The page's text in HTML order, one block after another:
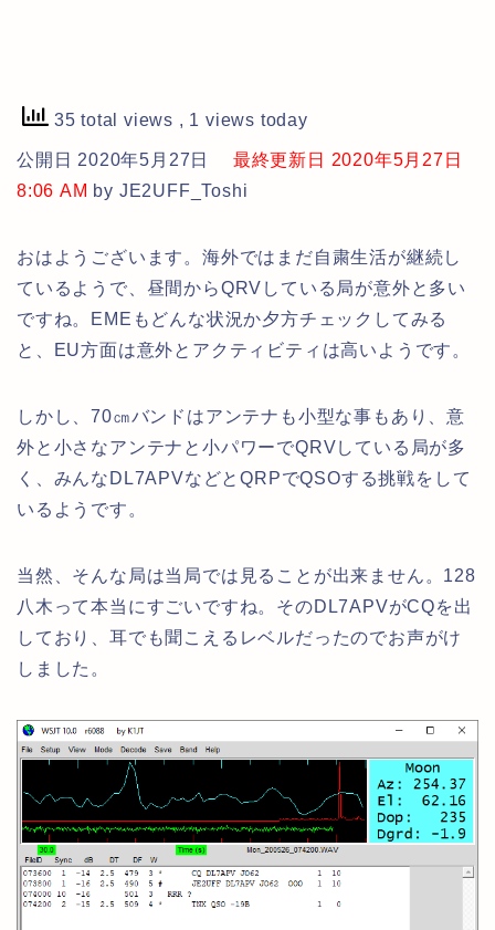
35 total views , 1 views today
公開日 2020年5月27日
最終更新日 2020年5月27日
8:06 AM by JE2UFF_Toshi
おはようございます。海外ではまだ自粛生活が継続し
ているようで、昼間からQRVしている局が意外と多い
ですね。EMEもどんな状況か夕方チェックしてみる
と、EU方面は意外とアクティビティは高いようです。
しかし、70㎝バンドはアンテナも小型な事もあり、意
外と小さなアンテナと小パワーでQRVしている局が多
く、みんなDL7APVなどとQRPでQSOする挑戦をして
いるようです。
当然、そんな局は当局では見ることが出来ません。128
八木って本当にすごいですね。そのDL7APVがCQを出
しており、耳でも聞こえるレベルだったのでお声がけ
しました。